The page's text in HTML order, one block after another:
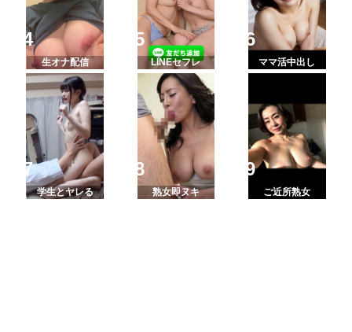
生オナ配信 LINEセフレ ママ活中出し
学生とヤレる 熟女即ヌキ ご近所熟女